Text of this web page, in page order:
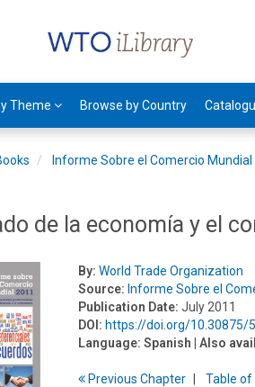
Theme Browse by Country
Informe Sobre el Comercio Mundial
de la economía y el
By: World Trade Organization
Source: Informe Sobre el
Publication Date: July 2011
DOI: https://doi.org/10.30875/
Language: Spanish | Also
PreviousChapter Table of